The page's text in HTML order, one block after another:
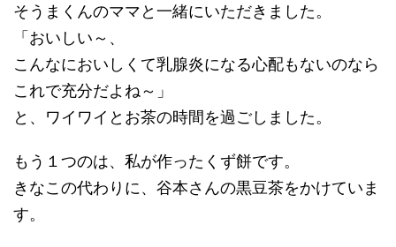
そうまくんのママと一緒にいただきました。
「おいしい～、
こんなにおいしくて乳腺炎になる心配もないのなら
これで充分だよね～」
と、ワイワイとお茶の時間を過ごしました。
もう１つのは、私が作ったくず餅です。
きなこの代わりに、谷本さんの黒豆茶をかけていま
す。